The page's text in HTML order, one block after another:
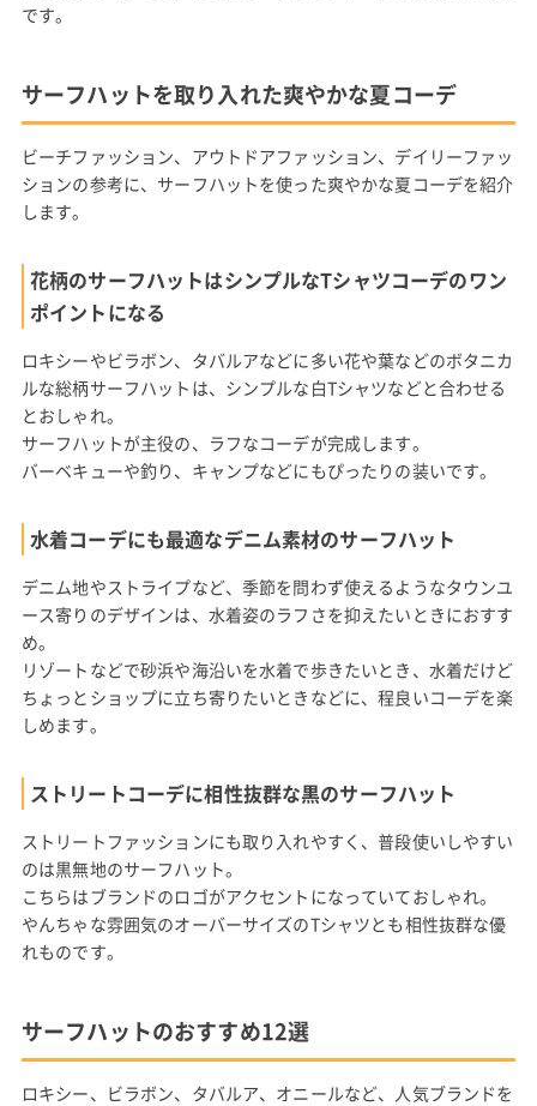
です。
サーフハットを取り入れた爽やかな夏コーデ
ビーチファッション、アウトドアファッション、デイリーファッ
ションの参考に、サーフハットを使った爽やかな夏コーデを紹介
します。
花柄のサーフハットはシンプルなTシャツコーデのワン
ポイントになる
ロキシーやビラボン、タバルアなどに多い花や葉などのボタニカ
ルな総柄サーフハットは、シンプルな白Tシャツなどと合わせる
とおしゃれ。
サーフハットが主役の、ラフなコーデが完成します。
バーベキューや釣り、キャンプなどにもぴったりの装いです。
水着コーデにも最適なデニム素材のサーフハット
デニム地やストライプなど、季節を問わず使えるようなタウンユ
ース寄りのデザインは、水着姿のラフさを抑えたいときにおすす
め。
リゾートなどで砂浜や海沿いを水着で歩きたいとき、水着だけど
ちょっとショップに立ち寄りたいときなどに、程良いコーデを楽
しめます。
ストリートコーデに相性抜群な黒のサーフハット
ストリートファッションにも取り入れやすく、普段使いしやすい
のは黒無地のサーフハット。
こちらはブランドのロゴがアクセントになっていておしゃれ。
やんちゃな雰囲気のオーバーサイズのTシャツとも相性抜群な優
れものです。
サーフハットのおすすめ12選
ロキシー、ビラボン、タバルア、オニールなど、人気ブランドを